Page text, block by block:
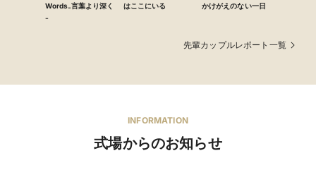
Words₋言葉より深く
₋
はここにいる
かけがえのない一日
先輩カップルレポート一覧
INFORMATION
式場からのお知らせ